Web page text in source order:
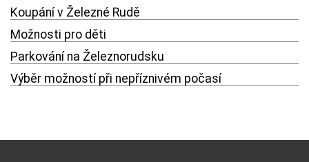
Koupání v Železné Rudě
Možnosti pro děti
Parkování na Železnorudsku
Výběr možností při nepříznivém počasí